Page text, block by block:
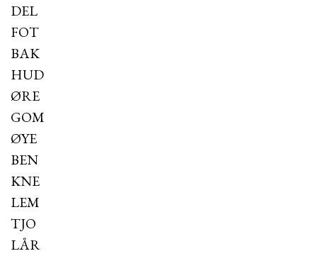
DEL
FOT
BAK
HUD
ØRE
GOM
ØYE
BEN
KNE
LEM
TJO
LÅR